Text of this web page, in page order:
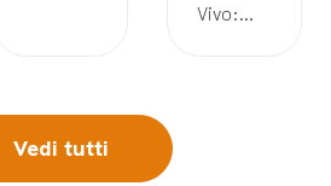
Vivo:...
Vedi tutti